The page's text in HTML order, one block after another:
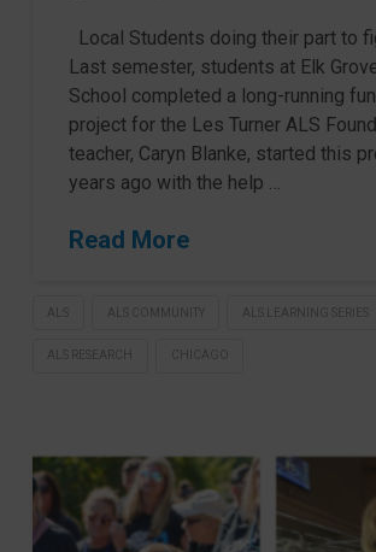
Local Students doing their part to
Last semester, students at Elk
School completed a long-running
project for the Les Turner ALS
teacher, Caryn Blanke, started this
years ago with the help …
Read More
ALS ALS COMMUNITY ALS LEARNING SERIES
ALS RESEARCH CHICAGO